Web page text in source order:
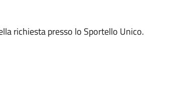
richiesta presso lo Sportello Unico.